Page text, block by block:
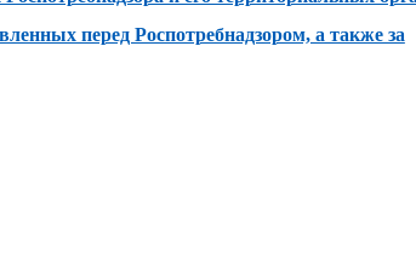
перед Роспотребнадзором, а также за